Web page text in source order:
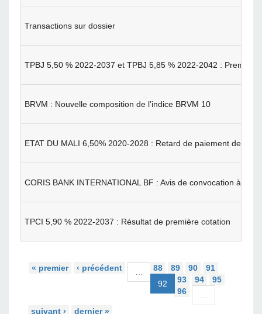
Transactions sur dossier
TPBJ 5,50 % 2022-2037 et TPBJ 5,85 % 2022-2042 : Première
BRVM : Nouvelle composition de l’indice BRVM 10
ETAT DU MALI 6,50% 2020-2028 : Retard de paiement des
CORIS BANK INTERNATIONAL BF : Avis de convocation à
TPCI 5,90 % 2022-2037 : Résultat de première cotation
« premier ‹ précédent … 88 89 90
91
92
93 94
95
96
…
suivant ›
dernier »